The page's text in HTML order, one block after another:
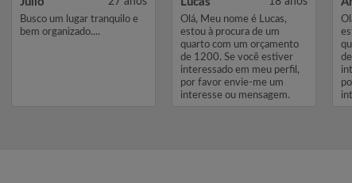
Busco um lugar tranquilo e
bem organizado....
Olá, Meu nome é Lucas,
estou à procura de um
quarto com um orçamento
de 1200. Se você estiver
interessado em meu perfil,
por favor envie-me um
interesse ou mensagem.